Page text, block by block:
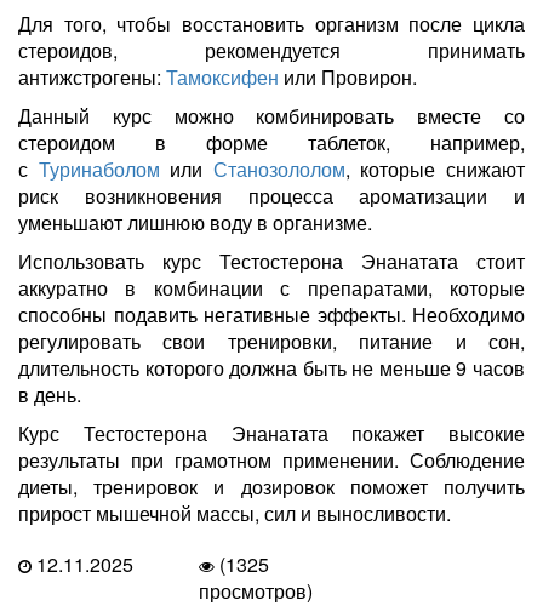
Для того, чтобы восстановить организм после цикла
стероидов, рекомендуется принимать
антижстрогены: Тамоксифен или Провирон.
Данный курс можно комбинировать вместе со
стероидом в форме таблеток, например,
с Туринаболом или Станозололом, которые снижают
риск возникновения процесса ароматизации и
уменьшают лишнюю воду в организме.
Использовать курс Тестостерона Энанатата стоит
аккуратно в комбинации с препаратами, которые
способны подавить негативные эффекты. Необходимо
регулировать свои тренировки, питание и сон,
длительность которого должна быть не меньше 9 часов
в день.
Курс Тестостерона Энанатата покажет высокие
результаты при грамотном применении. Соблюдение
диеты, тренировок и дозировок поможет получить
прирост мышечной массы, сил и выносливости.
12.11.2025
(1325
просмотров)